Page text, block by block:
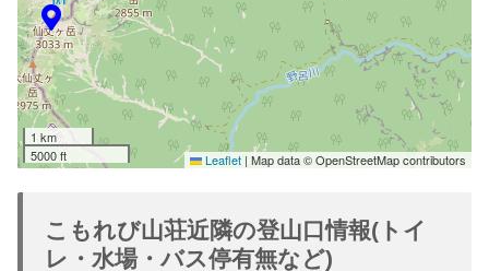
1 km
5000 ft
Leaflet | Map data © OpenStreetMap contributors
こもれび山荘近隣の登山口情報(トイ
レ・水場・バス停有無など)